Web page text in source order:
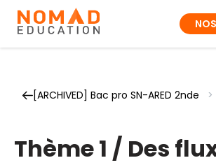
[ARCHIVED] Bac pro SN-ARED 2nde >
Thème 1 / Des